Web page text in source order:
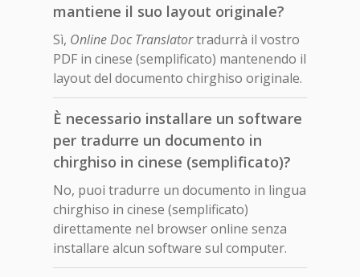
mantiene il suo layout originale?
Sì, Online Doc Translatortradurrà il vostro
PDF in cinese (semplificato) mantenendo il
layout del documento chirghiso originale.
È necessario installare un software
per tradurre un documento in
chirghiso in cinese (semplificato)?
No, puoi tradurre un documento in lingua
chirghiso in cinese (semplificato)
direttamente nel browser online senza
installare alcun software sul computer.